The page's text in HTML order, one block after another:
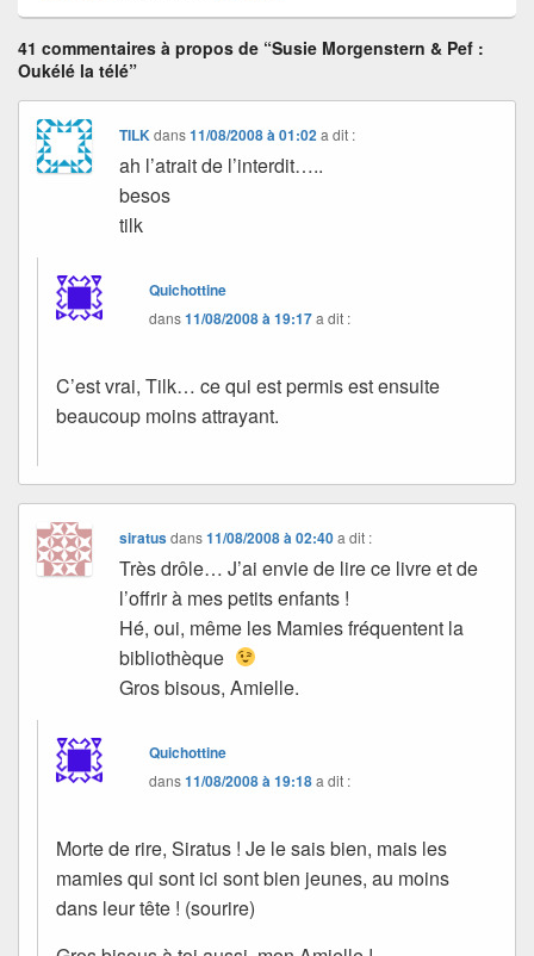
41 commentaires à propos de “Susie Morgenstern & Pef :
Oukélé la télé”
TILKdans11/08/2008 à 01:02 a dit :
ah l’atrait de l’interdit…..
besos
tilk
Quichottine
dans11/08/2008 à 19:17a dit :
C’est vrai, Tilk… ce qui est permis est ensuite
beaucoup moins attrayant.
siratusdans11/08/2008 à 02:40 a dit :
Très drôle… J’ai envie de lire ce livre et de
l’offrir à mes petits enfants !
Hé, oui, même les Mamies fréquentent la
bibliothèque
Gros bisous, Amielle.
Quichottine
dans11/08/2008 à 19:18a dit :
Morte de rire, Siratus ! Je le sais bien, mais les
mamies qui sont ici sont bien jeunes, au moins
dans leur tête ! (sourire)